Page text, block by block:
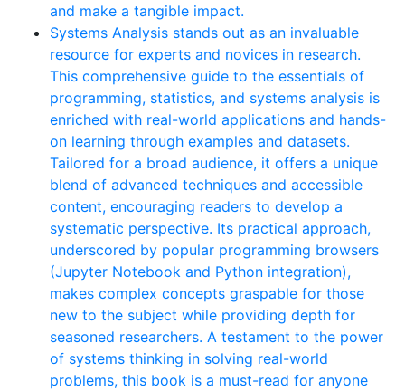
and make a tangible impact.
Systems Analysis stands out as an invaluable
resource for experts and novices in research.
This comprehensive guide to the essentials of
programming, statistics, and systems analysis is
enriched with real-world applications and hands-
on learning through examples and datasets.
Tailored for a broad audience, it offers a unique
blend of advanced techniques and accessible
content, encouraging readers to develop a
systematic perspective. Its practical approach,
underscored by popular programming browsers
(Jupyter Notebook and Python integration),
makes complex concepts graspable for those
new to the subject while providing depth for
seasoned researchers. A testament to the power
of systems thinking in solving real-world
problems, this book is a must-read for anyone